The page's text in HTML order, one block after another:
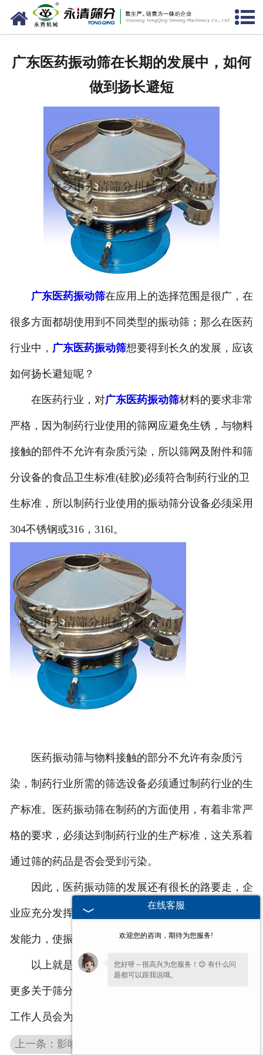
网站首页
产品中心
资质荣誉
服务准则
视频中心
联系我们
广东医药振动筛在长期的发展中，如何
做到扬长避短
广东医药振动筛在应用上的选择范围是很广，在
很多方面都胡使用到不同类型的振动筛；那么在医药
行业中， 广东医药振动筛想要得到长久的发展，应该
如何扬长避短呢？
在医药行业，对广东医药振动筛材料的要求非常
严格，因为制药行业使用的筛网应避免生锈，与物料
接触的部件不允许有杂质污染，所以筛网及附件和筛
分设备的食品卫生标准(硅胶)必须符合制药行业的卫
生标准，所以制药行业使用的振动筛分设备必须采用
304不锈钢或316，316l。
医药振动筛与物料接触的部分不允许有杂质污
染，制药行业所需的筛选设备必须通过制药行业的生
产标准。医药振动筛在制药的方面使用，有着非常严
格的要求，必须达到制药行业的生产标准，这关系着
通过筛的药品是否会受到污染。
因此，医药振动筛的发展还有很长的路要走，企
业应充分发挥设备的优势，加强技术，提高自身的研
发能力，使振动筛行业具有较强的市场竞争力。
以上就是医药振动筛在长期发展中需要注意的，
更多关于筛分设备的详情，欢迎留言或致电，我们的
工作人员会为您做详细的介绍！
上一条：影响广东水泥振动筛筛分效率的三大因素
在线客服
欢迎您的咨询，期待为您服务!
您好呀～很高兴为您服务！😊 有什么问
题都可以跟我说哦。